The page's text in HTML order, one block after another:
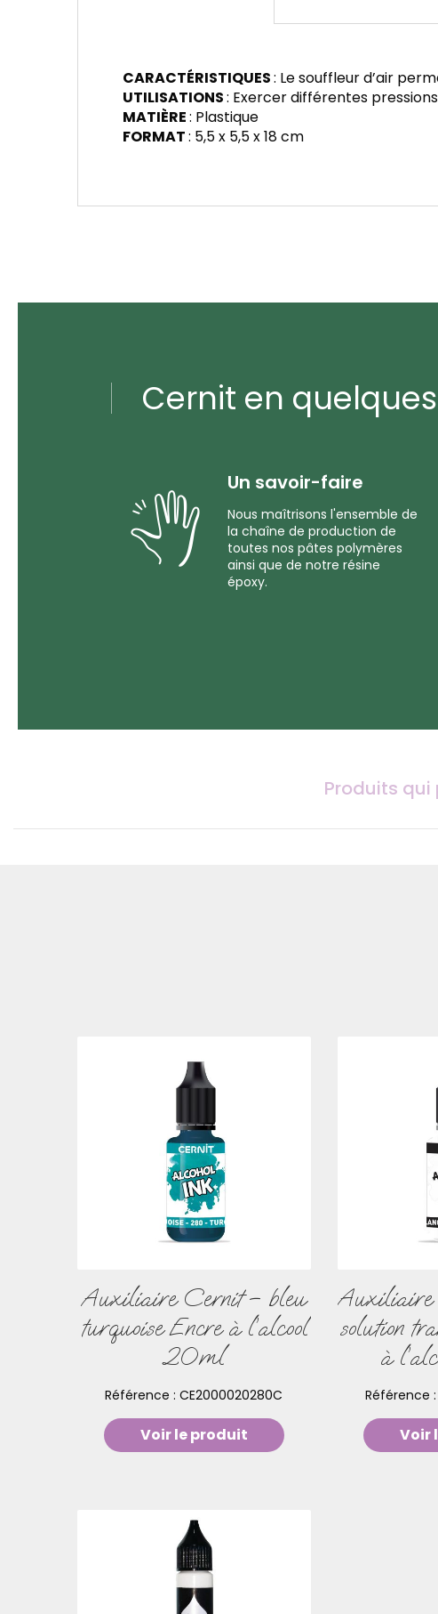
CARACTÉRISTIQUES: Le souffleur d’air
UTILISATIONS: Exercer différentes
MATIÈRE: Plastique
FORMAT: 5,5 x 5,5 x 18 cm
Cernit en
Un savoir-faire
Nous maîtrisons l'ensemble de
la chaîne de production de
toutes nos pâtes polymères
ainsi que de notre résine
époxy.
Produits qui
Auxiliaire Cernit – bleu
turquoise Encre à l’alcool
20ml
Référence :CE2000020280C
Voir le produit
solution
à
Référence :
Voir